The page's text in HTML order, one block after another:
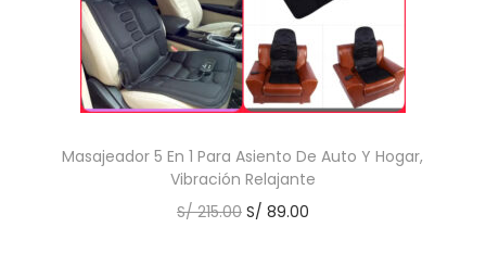
Masajeador 5 En 1 Para Asiento De Auto Y Hogar,
Vibración Relajante
S/215.00 S/ 89.00